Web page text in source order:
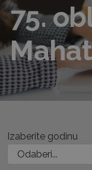
75.
Izaberite godinu